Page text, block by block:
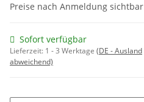
Preise nach Anmeldung sichtbar
Sofort verfügbar
Lieferzeit: 1 - 3 Werktage (DE - Ausland
abweichend)